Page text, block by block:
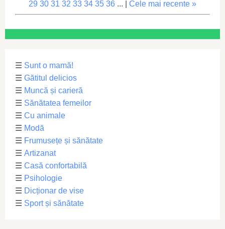
29 30 31 32 33 34 35 36 ... | Cele mai recente »
☰ Sunt o mamă!
☰ Gătitul delicios
☰ Muncă și carieră
☰ Sănătatea femeilor
☰ Cu animale
☰ Modă
☰ Frumusețe și sănătate
☰ Artizanat
☰ Casă confortabilă
☰ Psihologie
☰ Dicționar de vise
☰ Sport și sănătate